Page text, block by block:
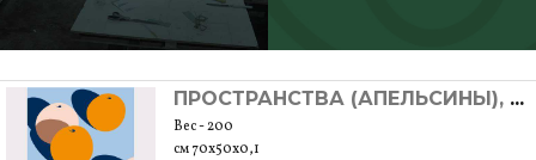
ПРОСТРАНСТВА (АПЕЛЬСИНЫ), 2020
Вес - 200
см 70x50x0,1